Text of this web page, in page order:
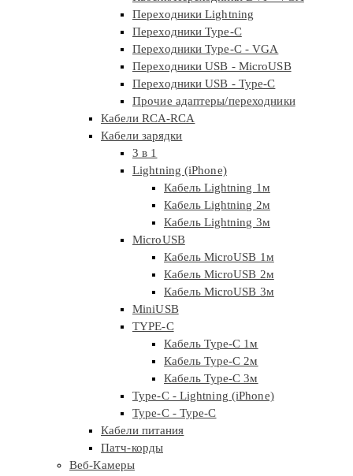
Переходники Lightning
Переходники Type-C
Переходники Type-C - VGA
Переходники USB - MicroUSB
Переходники USB - Type-C
Прочие адаптеры/переходники
Кабели RCA-RCA
Кабели зарядки
3 в 1
Lightning (iPhone)
Кабель Lightning 1м
Кабель Lightning 2м
Кабель Lightning 3м
MicroUSB
Кабель MicroUSB 1м
Кабель MicroUSB 2м
Кабель MicroUSB 3м
MiniUSB
TYPE-C
Кабель Type-C 1м
Кабель Type-C 2м
Кабель Type-C 3м
Type-C - Lightning (iPhone)
Type-C - Type-C
Кабели питания
Патч-корды
Веб-Камеры